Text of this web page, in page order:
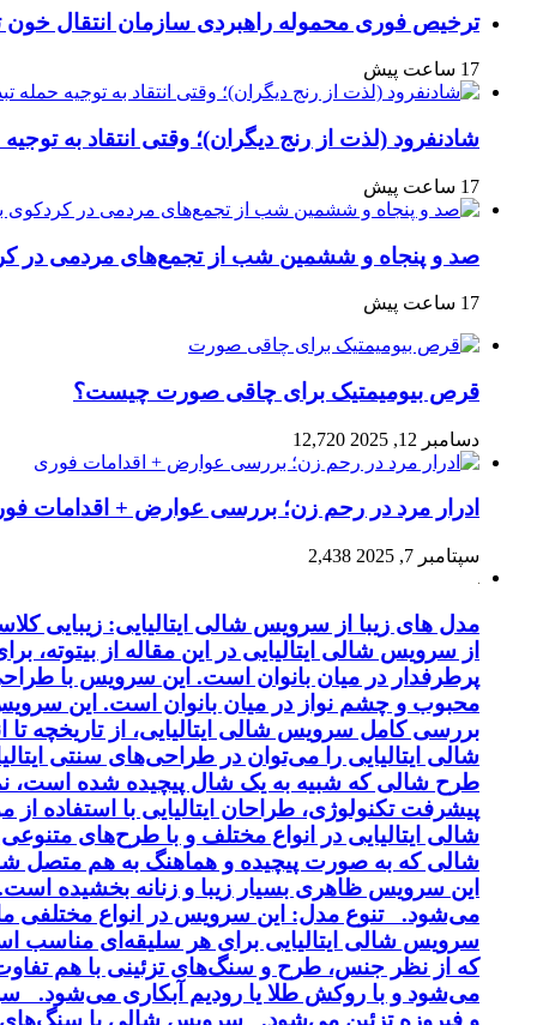
ترخیص فوری محموله راهبردی سازمان انتقال
17 ساعت پیش
شادنفرود (لذت از رنج دیگران)؛ وقتی انتقاد به
17 ساعت پیش
صد و پنجاه‌ و ششمین شب از تجمع‌های مردمی در
17 ساعت پیش
قرص بیومیمتیک برای چاقی صورت چیست؟
دسامبر 12, 2025 12,720
ادرار مرد در رحم زن؛ بررسی عوارض + اقدامات
سپتامبر 7, 2025 2,438
مدل های زیبا از سرویس شالی ایتالیایی: زیبایی
از سرویس شالی ایتالیایی در این مقاله از
پرطرفدار در میان بانوان است. این سرویس با
محبوب و چشم نواز در میان بانوان است. این
بررسی کامل سرویس شالی ایتالیایی، از تاریخچه
شالی ایتالیایی را می‌توان در طراحی‌های سنتی
طرح شالی که شبیه به یک شال پیچیده شده است،
پیشرفت تکنولوژی، طراحان ایتالیایی با استفاده
شالی ایتالیایی در انواع مختلف و با طرح‌های
شالی که به صورت پیچیده و هماهنگ به هم متصل
این سرویس ظاهری بسیار زیبا و زنانه بخشیده
می‌شود. تنوع مدل: این سرویس در انواع مختلفی
سرویس شالی ایتالیایی برای هر سلیقه‌ای مناسب
و فیروزه تزئین می‌شود. سرویس شالی با سنگ‌های